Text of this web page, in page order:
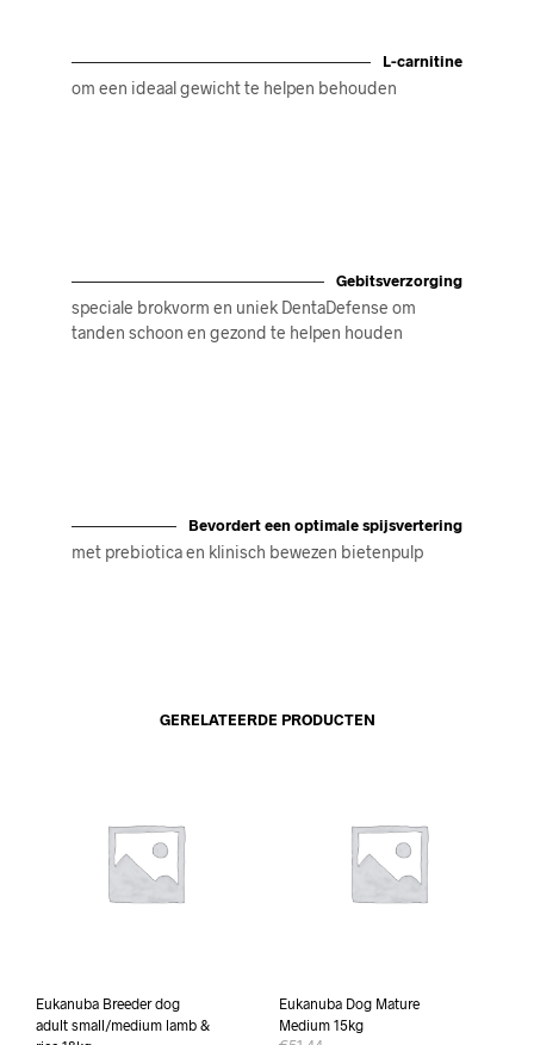
L-carnitine
om een ideaal gewicht te helpen behouden
Gebitsverzorging
speciale brokvorm en uniek DentaDefense om
tanden schoon en gezond te helpen houden
Bevordert een optimale spijsvertering
met prebiotica en klinisch bewezen bietenpulp
GERELATEERDE PRODUCTEN
Eukanuba Breeder dog
adult small/medium lamb &
Eukanuba Dog Mature
Medium 15kg